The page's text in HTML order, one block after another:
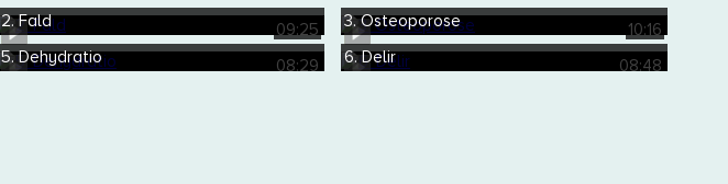
09:25
2. Fald 10:16
3. Osteoporose
08:29
5. Dehydratio 08:48
6. Delir